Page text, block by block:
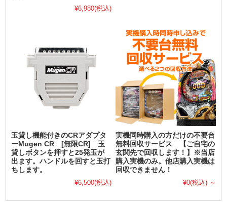
¥6,980(税込)
玉貸し機能付きのCRアダプタ
ーMugen CR [無限CR] 玉
貸しボタンを押すと25発玉が
出ます。ハンドルを回すと玉打
ちします。
¥6,500(税込)
実機同時購入の方だけの不要台
無料回収サービス 【ご自宅の
玄関先で回収します！】※当店
購入実機のみ。他店購入実機は
回収できません！
¥0(税込) ～